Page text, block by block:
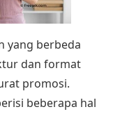
yang berbeda
dan format
promosi.
beberapa hal